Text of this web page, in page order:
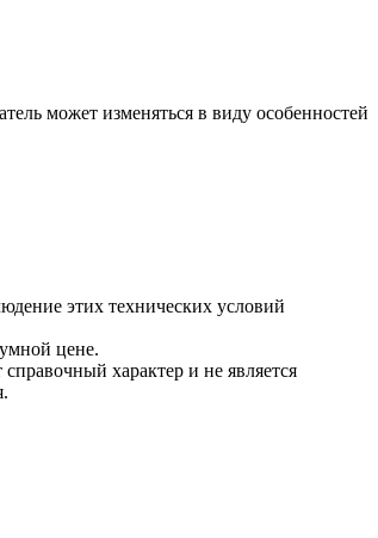
может изменяться в виду особенностей
этих технических условий
цене.
характер и не является